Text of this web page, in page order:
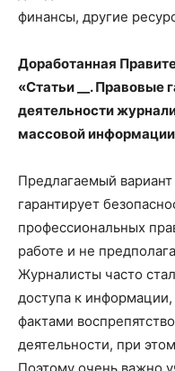
финансы, другие
Доработанная
«Статьи __. Правовые
деятельности
массовой
Предлагаемый
гарантирует
профессиональных
работе и не
Журналисты часто
доступа к
фактами
деятельности, при